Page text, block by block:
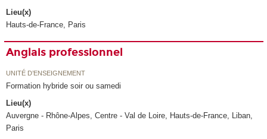
Lieu(x)
Hauts-de-France, Paris
Anglais professionnel
UNITÉ D’ENSEIGNEMENT
Formation hybride soir ou samedi
Lieu(x)
Auvergne - Rhône-Alpes, Centre - Val de Loire, Hauts-de-France, Liban,
Paris